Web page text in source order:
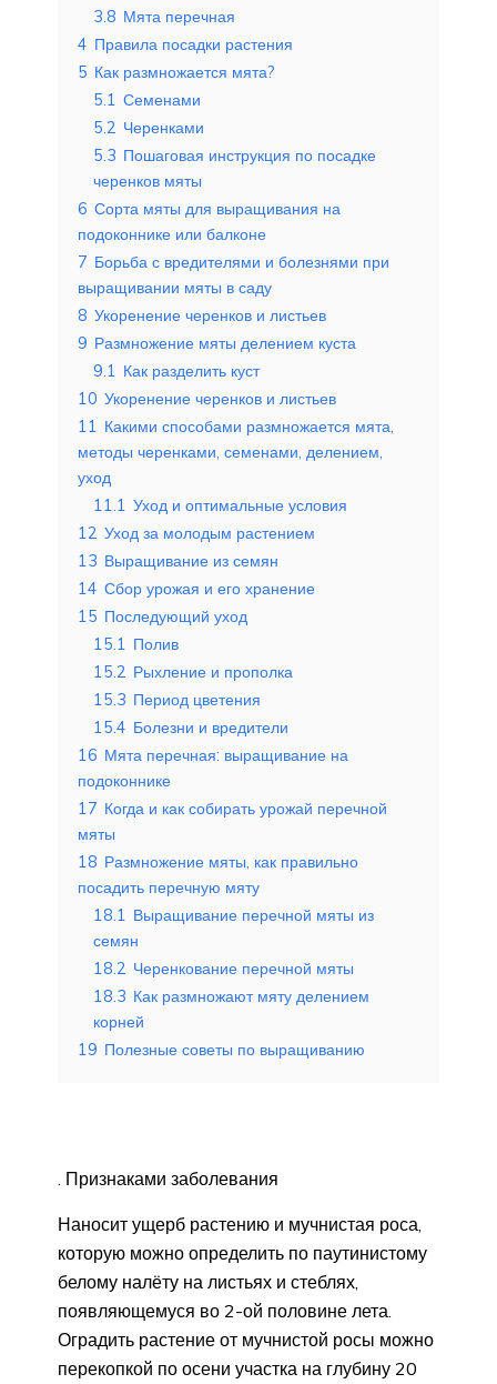
3.8 Мята перечная
4 Правила посадки растения
5 Как размножается мята?
5.1 Семенами
5.2 Черенками
5.3 Пошаговая инструкция по посадке
черенков мяты
6 Сорта мяты для выращивания на
подоконнике или балконе
7 Борьба с вредителями и болезнями при
выращивании мяты в саду
8 Укоренение черенков и листьев
9 Размножение мяты делением куста
9.1 Как разделить куст
10 Укоренение черенков и листьев
11 Какими способами размножается мята,
методы черенками, семенами, делением,
уход
11.1 Уход и оптимальные условия
12 Уход за молодым растением
13 Выращивание из семян
14 Сбор урожая и его хранение
15 Последующий уход
15.1 Полив
15.2 Рыхление и прополка
15.3 Период цветения
15.4 Болезни и вредители
16 Мята перечная: выращивание на
подоконнике
17 Когда и как собирать урожай перечной
мяты
18 Размножение мяты, как правильно
посадить перечную мяту
18.1 Выращивание перечной мяты из
семян
18.2 Черенкование перечной мяты
18.3 Как размножают мяту делением
корней
19 Полезные советы по выращиванию
. Признаками заболевания
Наносит ущерб растению и мучнистая роса,
которую можно определить по паутинистому
белому налёту на листьях и стеблях,
появляющемуся во 2-ой половине лета.
Оградить растение от мучнистой росы можно
перекопкой по осени участка на глубину 20